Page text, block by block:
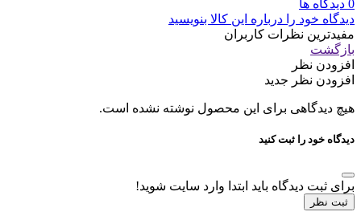
0 دیدگاه ها
دیدگاه خود را درباره این کالا بنویسید
مفیدترین نظرات کاربران
بازگشت
افزودن نظر
افزودن نظر جدید
هیچ دیدگاهی برای این محصول نوشته نشده است.
دیدگاه خود را ثبت کنید
برای ثبت دیدگاه باید ابتدا وارد سایت شوید!
ثبت نظر